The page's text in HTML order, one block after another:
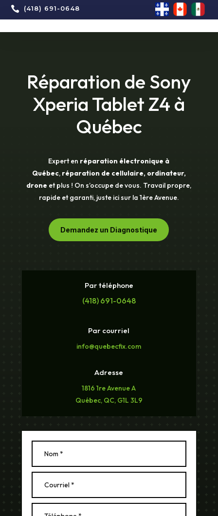
 (418) 691-0648
Réparation de Sony
Xperia Tablet Z4 à
Québec
Expert en réparation électronique à
Québec, réparation de cellulaire, ordinateur,
drone et plus ! On s’occupe de vous. Travail propre,
rapide et garanti, juste ici sur la 1ère Avenue.
Demandez un Diagnostique
Par téléphone
(418) 691-0648
Par courriel
info@quebecfix.com
Adresse
1816 1re Avenue A
Québec, QC, G1L 3L9